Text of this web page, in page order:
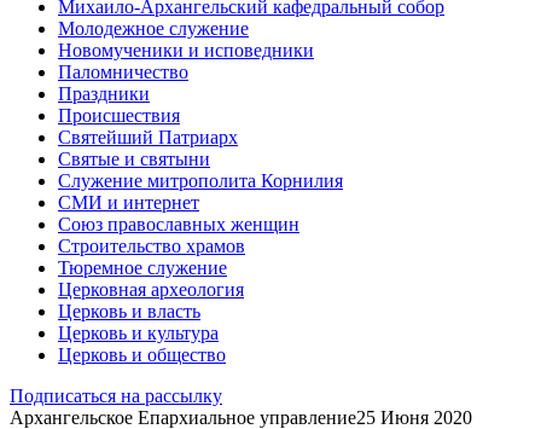
Михаило-Архангельский кафедральный собор
Молодежное служение
Новомученики и исповедники
Паломничество
Праздники
Происшествия
Святейший Патриарх
Святые и святыни
Служение митрополита Корнилия
СМИ и интернет
Союз православных женщин
Строительство храмов
Тюремное служение
Церковная археология
Церковь и власть
Церковь и культура
Церковь и общество
Подписаться на рассылку
Архангельское Епархиальное управление25 Июня 2020